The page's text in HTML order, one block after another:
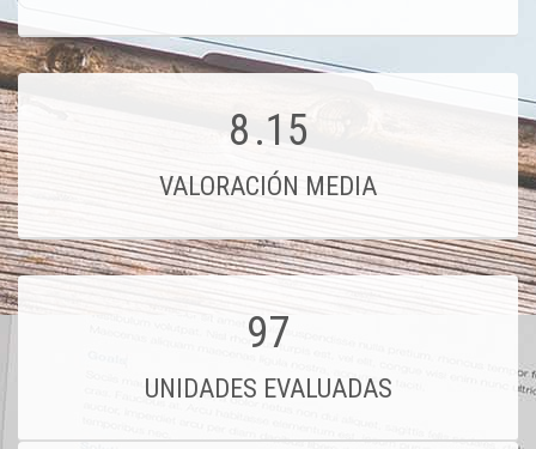
8.15
VALORACIÓN MEDIA
97
UNIDADES EVALUADAS